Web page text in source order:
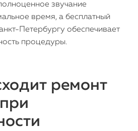
звучание
время, а бесплатный
Петербургу обеспечивает
процедуры.
ремонт